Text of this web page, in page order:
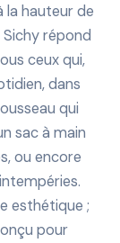
la hauteur de
répond
ceux qui,
dans
qui
sac à main
ou encore
esthétique ;
pour